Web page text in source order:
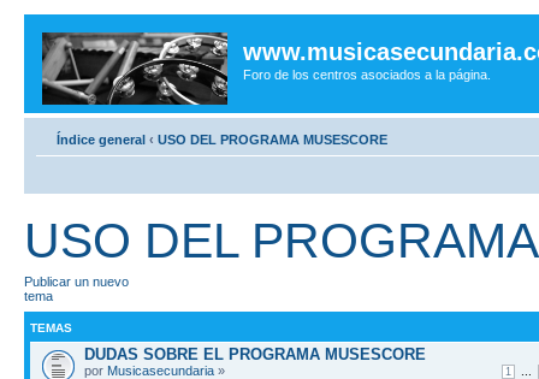
Foro de los centros asociados a la página.
Índice general ‹ USO DEL PROGRAMA MUSESCORE
USO DEL
Publicar un nuevo
tema
TEMAS
DUDAS SOBRE EL PROGRAMA MUSESCORE
1
por Musicasecundaria »